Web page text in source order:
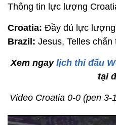
Thông tin lực lượng
Croatia: Đầy đủ lực
Brazil: Jesus, Telles
Xem ngay lịch thi đấu
tại
Video Croatia 0-0 (pen